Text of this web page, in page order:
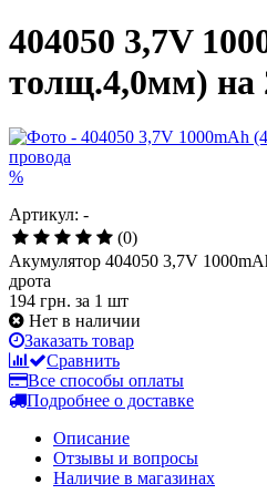
404050 3,7V
толщ.4,0мм) на
%
Артикул: -
(0)
Акумулятор 404050 3,7V
дрота
194 грн. за 1 шт
Нет в наличии
Заказать товар
Сравнить
Все способы оплаты
Подробнее о доставке
Описание
Отзывы и вопросы
Наличие в магазинах